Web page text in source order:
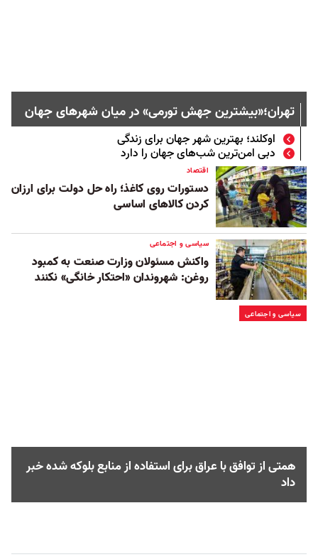
تهران؛«بیشترین جهش تورمی» در میان شهرهای جهان
اوکلند؛ بهترین شهر جهان برای زندگی
دبی امن‌ترین شب‌های جهان را دارد
اقتصاد
دستورات روی کاغذ؛ راه حل دولت برای ارزان
کردن کالاهای اساسی
سیاسی و اجتماعی
واکنش مسئولان وزارت صنعت به کمبود
روغن: شهروندان «احتکار خانگی» نکنند
سیاسی و اجتماعی
همتی از توافق با عراق برای استفاده از منابع بلوکه شده خبر
داد